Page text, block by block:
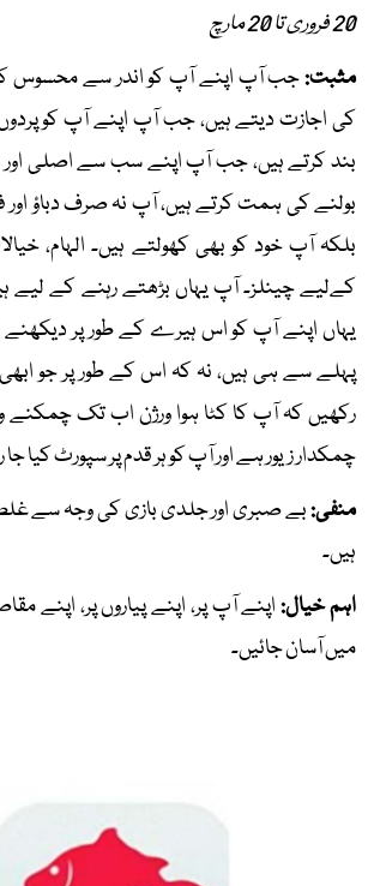
20 فروری تا 20 مارچ
مثبت:جب آپ اپنے آپ کو اندر سے محسوس
کی اجازت دیتے ہیں، جب آپ اپنے آپ کو
بند کرتے ہیں، جب آپ اپنے سب سے اصلی
بولنے کی ہمت کرتے ہیں، آپ نہ صرف دباؤ اور
بلکہ آپ خود کو بھی کھولتے ہیں۔ الہام،
کےلیے چینلز۔ آپ یہاں بڑھتے رہنے کے لیے
یہاں اپنے آپ کو اس ہیرے کے طور پر
پہلے سے ہی ہیں، نہ کہ اس کے طور پر جو ابھی
رکھیں کہ آپ کا کٹا ہوا ورژن اب تک چمکنے
چمکدار زیور ہے اور آپ کو ہر قدم پر سپورٹ کیا جا
منفی:بے صبری اور جلدی بازی کی وجہ سے
ہیں۔
اہم خیال:اپنے آپ پر، اپنے پیاروں پر، اپنے
میں آسان جائیں۔